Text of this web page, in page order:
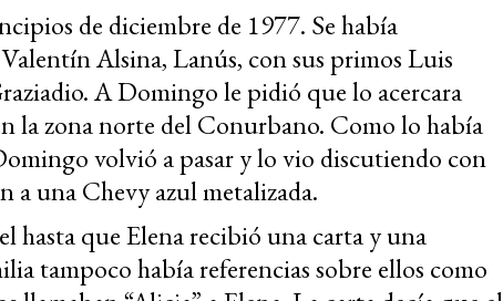
de diciembre de 1977. Se había
Alsina, Lanús, con sus primos Luis
A Domingo le pidió que lo acercara
la zona norte del Conurbano. Como lo había
volvió a pasar y lo vio discutiendo con
a una Chevy azul metalizada.
hasta que Elena recibió una carta y una
tampoco había referencias sobre ellos como